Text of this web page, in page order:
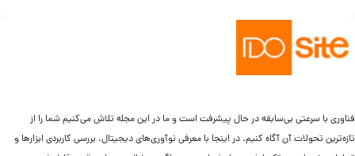
با سرعتی بی‌سابقه در حال پیشرفت است و ما در این مجله تلاش می‌کنیم شما را از
تحولات آن آگاه کنیم. در اینجا با معرفی نوآوری‌های دیجیتال، بررسی کاربردی ابزارها و